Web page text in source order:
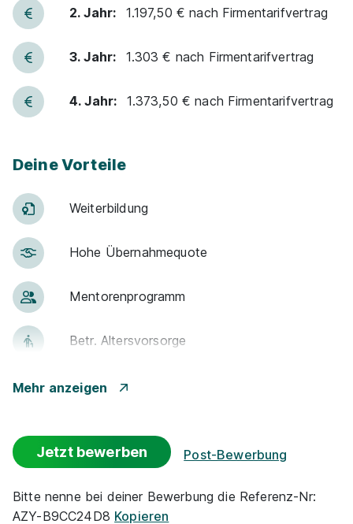
Elektroniker für Automatisierungstechnik
(m/w/d)
73084 Salach
Schnellbewerbung
Ausbildung zum Elektroniker für
2. Jahr: 1.197,50 € nach Firmentarifvertrag
3. Jahr: 1.303 € nach Firmentarifvertrag
4. Jahr: 1.373,50 € nach Firmentarifvertrag
Deine Vorteile
Weiter­bildung
Hohe Über­nah­me­quote
Men­to­ren­pro­gramm
Betr. Alters­vor­sorge
Gute An­bin­dung
Events
Flexible Arbeitszeit
Mehr anzeigen
Jetzt bewerben Post-Bewerbung
Bitte nenne bei deiner Bewerbung die Referenz-Nr:
AZY-B9CC24D8 Kopieren